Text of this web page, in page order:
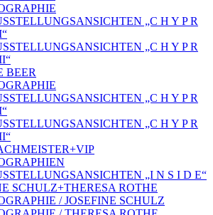
„C H Y P R
„C H Y P R
BEER
„C H Y P R
„C H Y P R
„I N S I D E“
SCHULZ+THERESA ROTHE
/ JOSEFINE SCHULZ